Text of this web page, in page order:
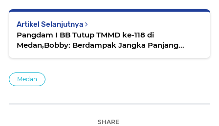
Artikel Selanjutnya
Pangdam I BB Tutup TMMD ke-118 di
Medan,Bobby: Berdampak Jangka Panjang...
Medan
SHARE